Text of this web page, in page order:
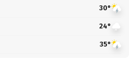
30°
24°
35°